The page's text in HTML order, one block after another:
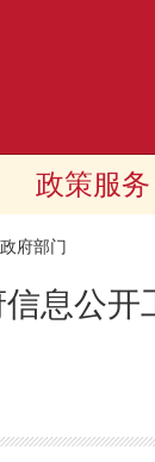
政策服务
府部门
息公开